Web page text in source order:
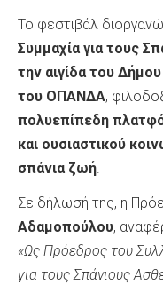
Το φεστιβάλ
Συμμαχία για τους
την αιγίδα του
του ΟΠΑΝΔΑ,
πολυεπίπεδη
και ουσιαστικού
σπάνια ζωή.
Σε δήλωσή της, η
Αδαμοπούλου,
«Ως Πρόεδρος του
για τους Σπάνιους